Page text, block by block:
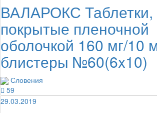
ВАЛАРОКС Таблетки,
покрытые пленочной
оболочкой 160 мг/10
блистеры №60(6x10)
Словения
59
29.03.2019